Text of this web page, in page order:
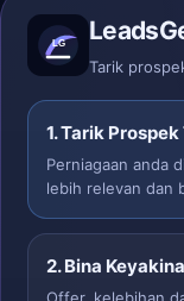
Tarik
1. Tarik
Perniagaan anda
lebih relevan dan
2. Bina